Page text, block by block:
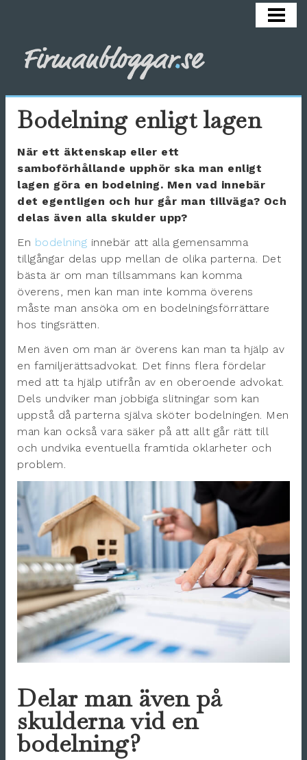
HÄLSA
KARRIÄR
REKRYTERA
SÄLJA
OM BLOGGEN
Bodelning enligt lagen
När ett äktenskap eller ett
samboförhållande upphör ska man enligt
lagen göra en bodelning. Men vad innebär
det egentligen och hur går man tillväga? Och
delas även alla skulder upp?
En bodelning innebär att alla gemensamma
tillgångar delas upp mellan de olika parterna. Det
bästa är om man tillsammans kan komma
överens, men kan man inte komma överens
måste man ansöka om en bodelningsförrättare
hos tingsrätten.
Men även om man är överens kan man ta hjälp av
en familjerättsadvokat. Det finns flera fördelar
med att ta hjälp utifrån av en oberoende advokat.
Dels undviker man jobbiga slitningar som kan
uppstå då parterna själva sköter bodelningen. Men
man kan också vara säker på att allt går rätt till
och undvika eventuella framtida oklarheter och
problem.
Delar man även på
skulderna vid en
bodelning?